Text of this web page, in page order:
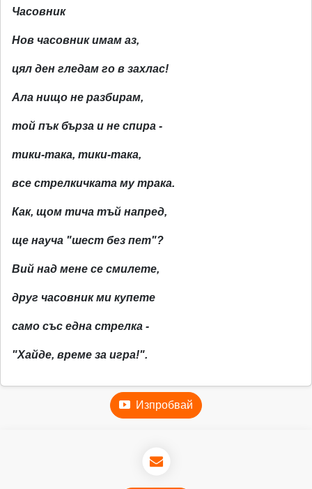
Часовник
Нов часовник имам аз,
цял ден гледам го в захлас!
Ала нищо не разбирам,
той пък бърза и не спира -
тики-така, тики-така,
все стрелкичката му трака.
Как, щом тича тъй напред,
ще науча "шест без пет"?
Вий над мене се смилете,
друг часовник ми купете
само със една стрелка -
"Хайде, време за игра!".
Изпробвай